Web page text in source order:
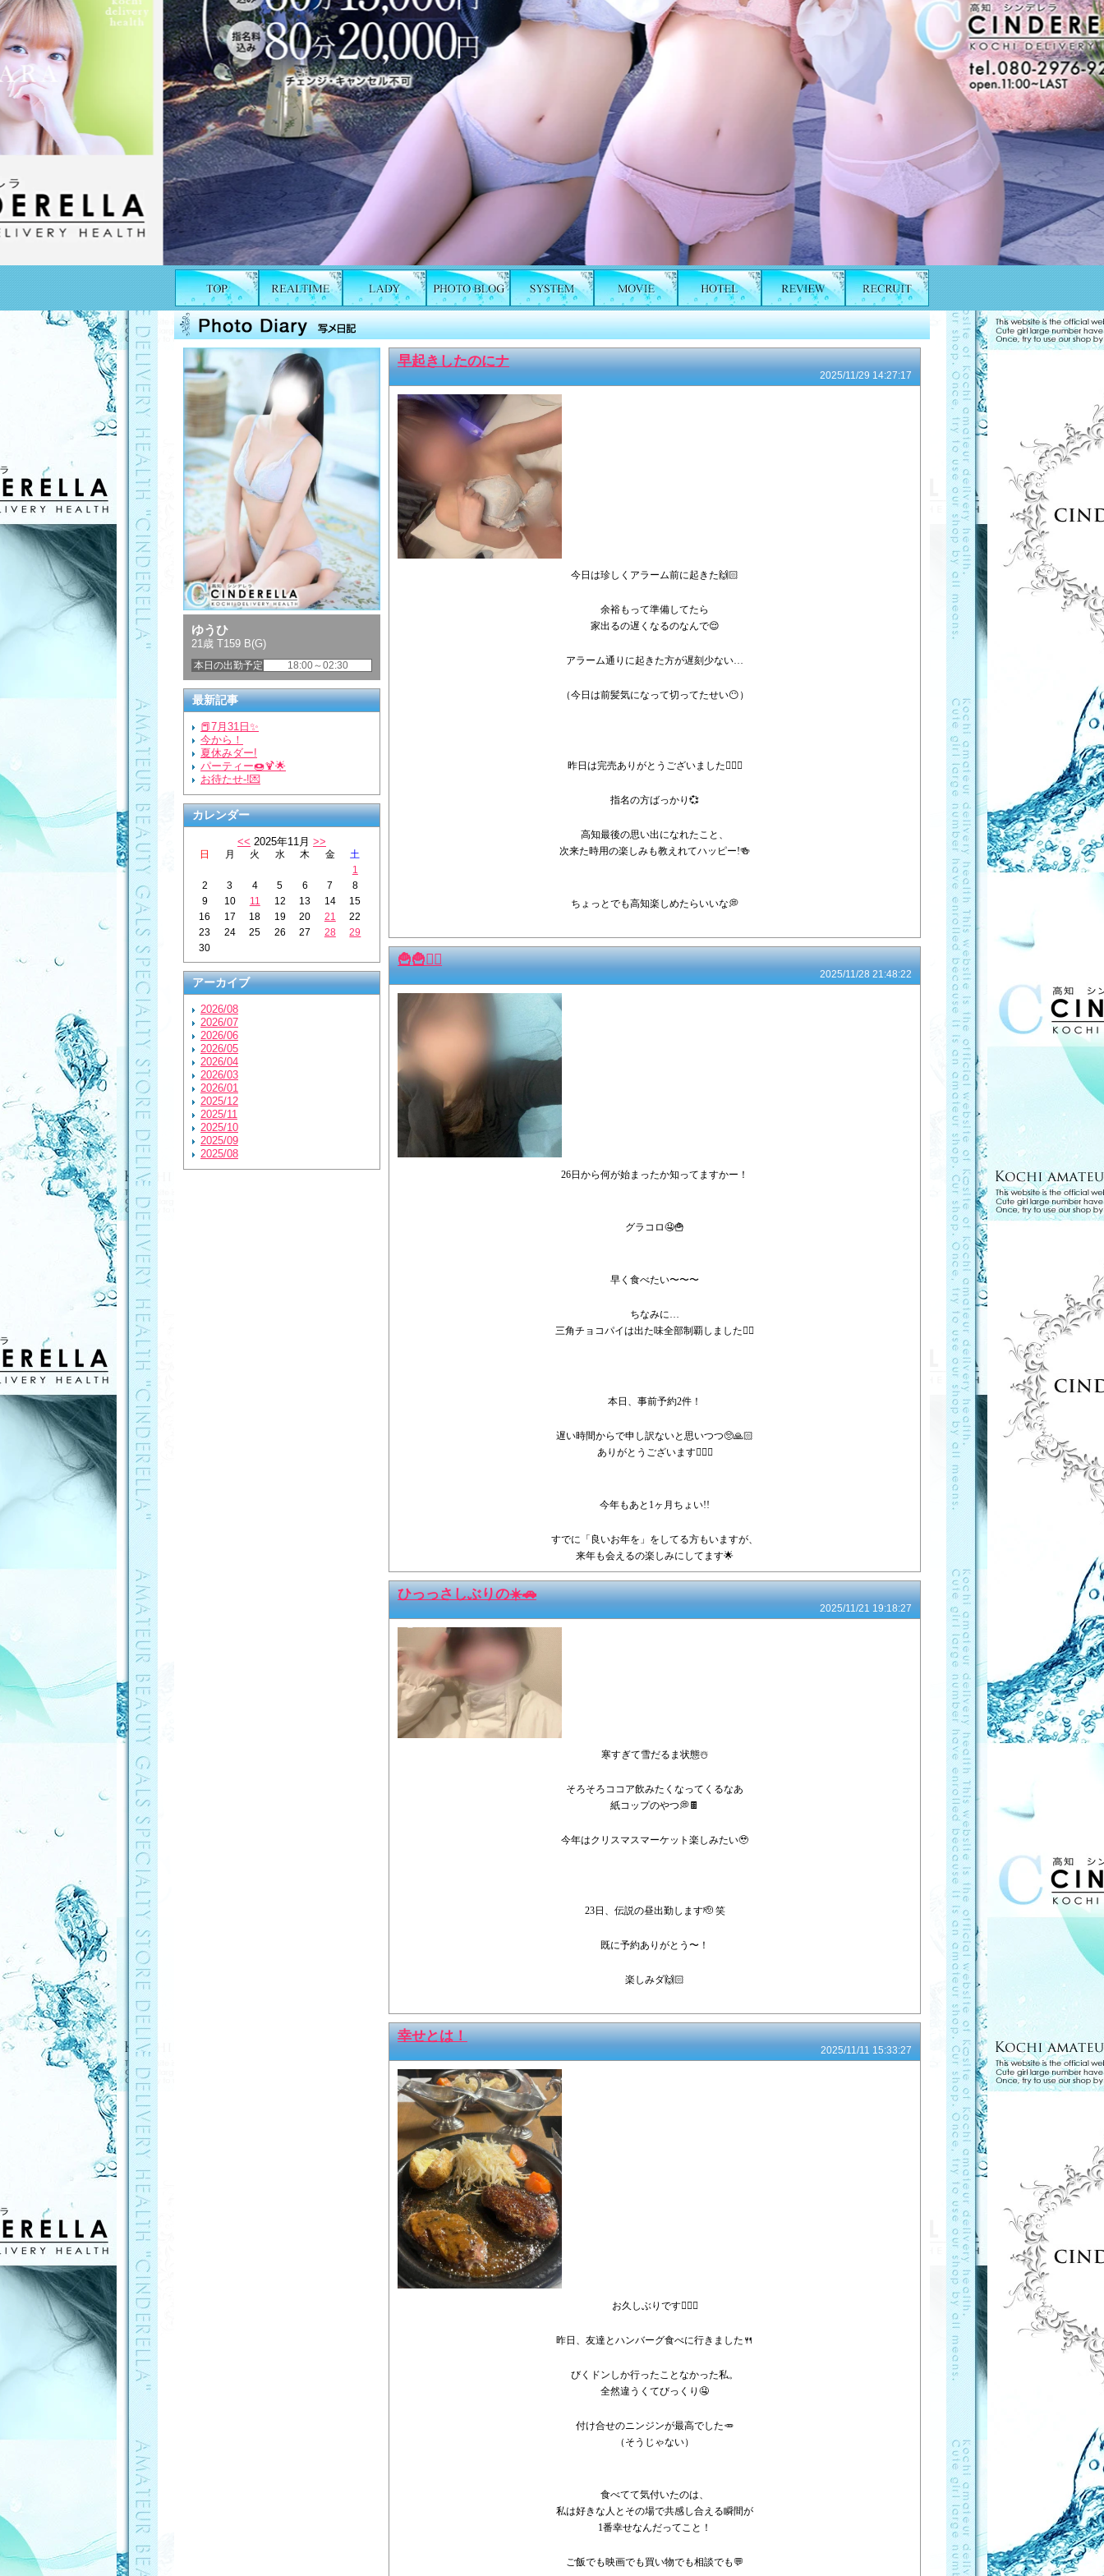
ゆうひ
21歳 T159 B(G)
本日の出勤予定 18:00～02:30
最新記事
📕7月31日✨
今から！
夏休みダー!
パーティー🍩🍹🌟
お待たせ-!💌
カレンダー
<< 2025年11月 >>
日 月 火 水 木 金
土
1
2
3 4 5 6 7
8
9
10 11 12 13 14
15
16
17 18 19 20 21
22
23
24 25 26 27 28
29
30
アーカイブ
2026/08
2026/07
2026/06
2026/05
2026/04
2026/03
2026/01
2025/12
2025/11
2025/10
2025/09
2025/08
早起きしたのにナ
2025/11/29 14:27:17
今日は珍しくアラーム前に起きた🙌🏻
余裕もって準備してたら
家出るの遅くなるのなんで😌
アラーム通りに起きた方が遅刻少ない…
（今日は前髪気になって切ってたせい😶）
昨日は完売ありがとうございました🙇🏻‍♀️
指名の方ばっかり💞
高知最後の思い出になれたこと、
次来た時用の楽しみも教えれてハッピー!🍻
ちょっとでも高知楽しめたらいいな💭
🍟🍟🏃‍♂️
2025/11/28 21:48:22
26日から何が始まったか知ってますかー！
グラコロ🤤🍟
早く食べたい〜〜〜
ちなみに…
三角チョコパイは出た味全部制覇しました✌🏻
本日、事前予約2件！
遅い時間からで申し訳ないと思いつつ🥺🙏🏻
ありがとうございます🙇🏻‍♀️‪‪
今年もあと1ヶ月ちょい!!
すでに「良いお年を」をしてる方もいますが、
来年も会えるの楽しみにしてます🌟
ひっっさしぶりの☀️🚗
2025/11/21 19:18:27
寒すぎて雪だるま状態☃️
そろそろココア飲みたくなってくるなあ
紙コップのやつ💭🍫
今年はクリスマスマーケット楽しみたい🥹
23日、伝説の昼出勤します🫡 笑
既に予約ありがとう〜！
楽しみダ🙌🏻
幸せとは！
2025/11/11 15:33:27
お久しぶりです🙇🏻‍♀️
昨日、友達とハンバーグ食べに行きました🍴
びくドンしか行ったことなかった私。
全然違うくてびっくり🤤
付け合せのニンジンが最高でした🥕
（そうじゃない）
食べてて気付いたのは、
私は好きな人とその場で共感し合える瞬間が
1番幸せなんだってこと！
ご飯でも映画でも買い物でも相談でも💬